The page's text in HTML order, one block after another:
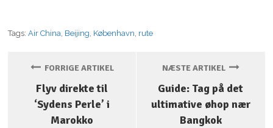
Tags:Air China Beijing København rute
FORRIGE ARTIKEL
Flyv direkte til
‘Sydens Perle’ i
Marokko
NÆSTE ARTIKEL
Guide: Tag på det
ultimative øhop nær
Bangkok